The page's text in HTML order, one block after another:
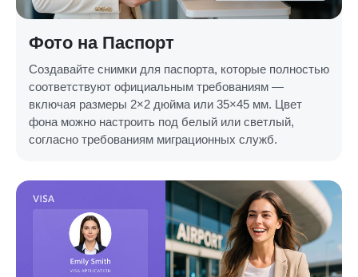
Фото на Паспорт
Создавайте снимки для паспорта, которые полностью
соответствуют официальным требованиям —
включая размеры 2×2 дюйма или 35×45 мм. Цвет
фона можно настроить под белый или светлый,
согласно требованиям миграционных служб.